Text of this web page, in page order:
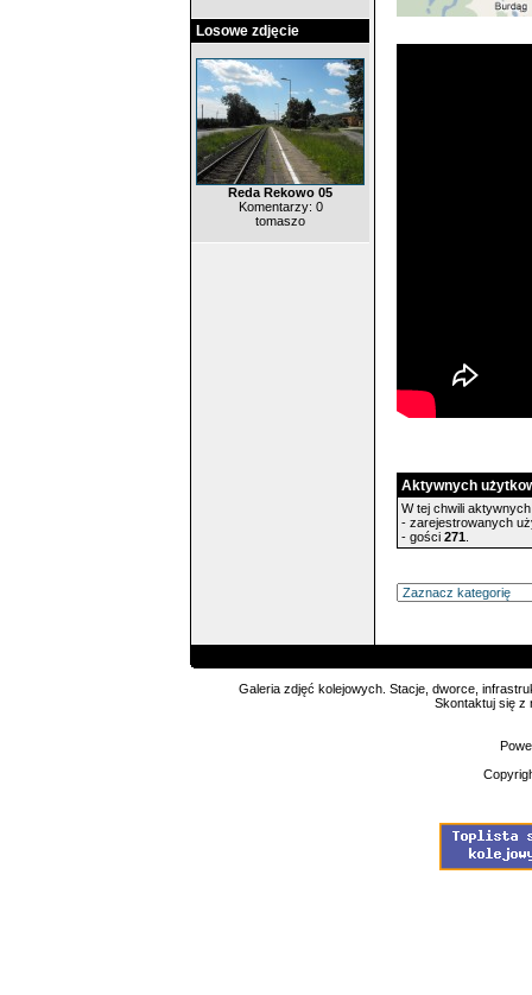
Losowe zdjęcie
Reda Rekowo 05
Komentarzy: 0
tomaszo
Aktywnych
W tej chwili
- zarejestrowanych
- gości 271
Galeria zdjęć kolejowych. Stacje, dworce,
Skontaktuj się z